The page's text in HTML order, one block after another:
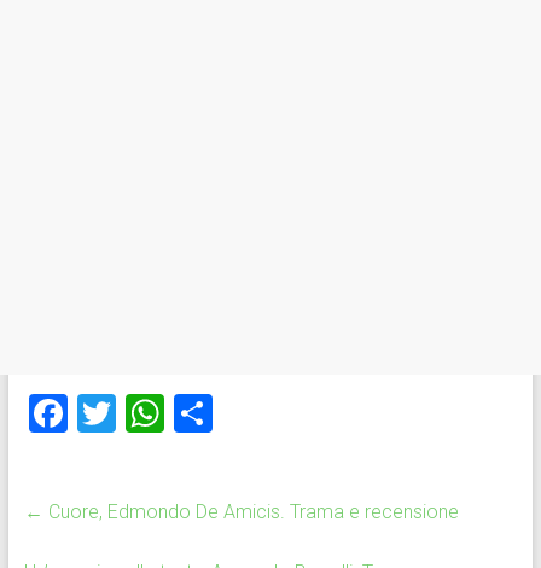
F
b
T
er
W
s
C
di
← Cuore, Edmondo De Amicis. Trama e recensione